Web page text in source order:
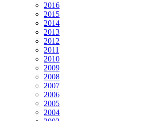
2016
2015
2014
2013
2012
2011
2010
2009
2008
2007
2006
2005
2004